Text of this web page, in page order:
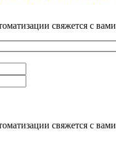
свяжется с вами
свяжется с вами